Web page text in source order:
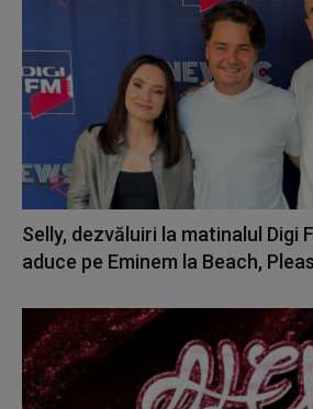
Selly, dezvăluiri la matinalul Digi
aduce pe Eminem la Beach,